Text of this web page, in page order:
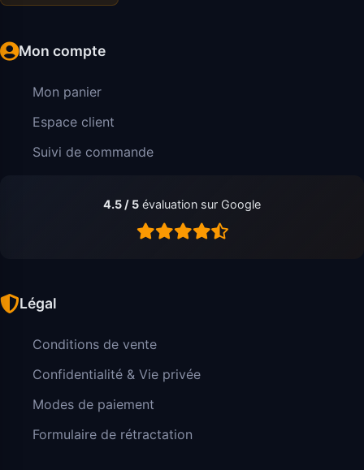
Mon compte
Mon panier
Espace client
Suivi de commande
4.5 / 5 évaluation sur Google
Légal
Conditions de vente
Confidentialité & Vie privée
Modes de paiement
Formulaire de rétractation